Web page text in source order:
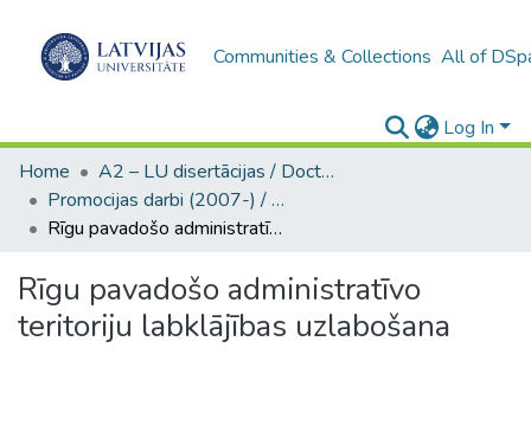
Communities & Collections All of
Log In
Home
A2 – LU disertācijas / Doctoral theses UL
Promocijas darbi (2007-) / Theses PhD
Rīgu pavadošo administratīvo teritoriju labklājības uzlabošana
Rīgu pavadošo administratīvo
teritoriju labklājības uzlabošana